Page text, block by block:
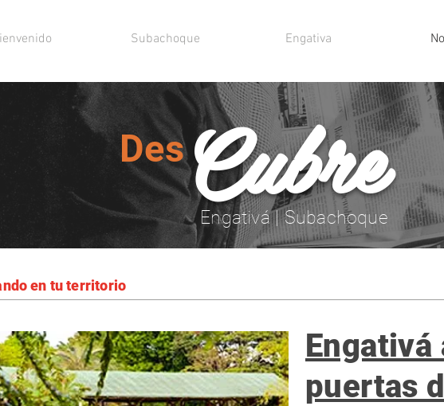
Subachoque Engativa
DesCubre
Engativá | Subachoque
en tu territorio
Engativá
puertas